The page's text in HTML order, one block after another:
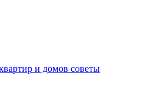
и домов советы